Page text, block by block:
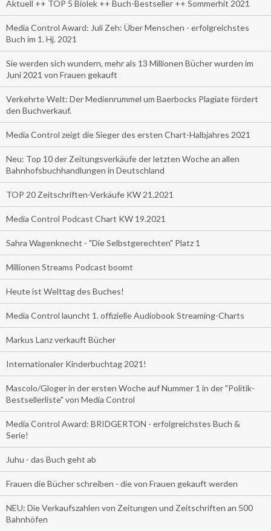
Aktuell ++ TOP 5 Biolek ++ Buch-Bestseller ++ Sommerhit 2021
Media Control Award: Juli Zeh: Über Menschen - erfolgreichstes
Buch im 1. Hj. 2021
Sie werden sich wundern, mehr als 13 Millionen Bücher wurden im
Juni 2021 von Frauen gekauft
Verkehrte Welt: Der Medienrummel um Baerbocks Plagiate fördert
den Buchverkauf.
Media Control zeigt die Sieger des ersten Chart-Halbjahres 2021
Neu: Top 10 der Zeitungsverkäufe der letzten Woche an allen
Bahnhofsbuchhandlungen in Deutschland
TOP 20 Zeitschriften-Verkäufe KW 21.2021
Media Control Podcast Chart KW 19.2021
Sahra Wagenknecht - "Die Selbstgerechten" Platz 1
Millionen Streams Podcast boomt
Heute ist Welttag des Buches!
Media Control launcht 1. offizielle Audiobook Streaming-Charts
Markus Lanz verkauft Bücher
Internationaler Kinderbuchtag 2021!
Mascolo/Gloger in der ersten Woche auf Nummer 1 in der "Politik-
Bestsellerliste" von Media Control
Media Control Award: BRIDGERTON - erfolgreichstes Buch &
Serie!
Juhu - das Buch geht ab
Frauen die Bücher schreiben - die von Frauen gekauft werden
NEU: Die Verkaufszahlen von Zeitungen und Zeitschriften an 500
Bahnhöfen